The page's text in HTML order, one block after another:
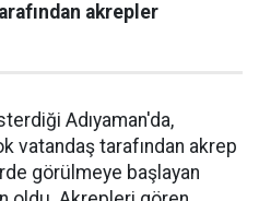
akrepler
Adıyaman'da,
vatandaş tarafından akrep
görülmeye başlayan